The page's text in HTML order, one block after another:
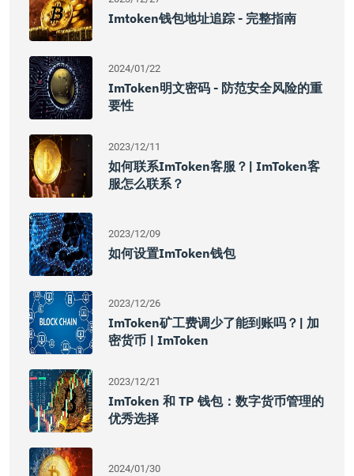
Imtoken钱包地址追踪 - 完整指南
2024/01/22
ImToken明文密码 - 防范安全风险的重
要性
2023/12/11
如何联系imToken客服？| ImToken客
服怎么联系？
2023/12/09
如何设置imToken钱包
2023/12/26
ImToken矿工费调少了能到账吗？| 加
密货币 | ImToken
2023/12/21
ImToken 和 TP 钱包：数字货币管理的
优秀选择
2024/01/30